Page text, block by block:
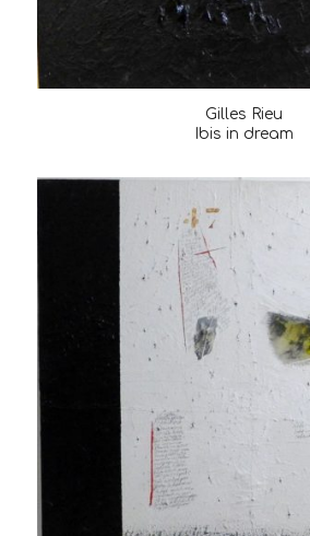
Gilles Rieu
Ibis in dream